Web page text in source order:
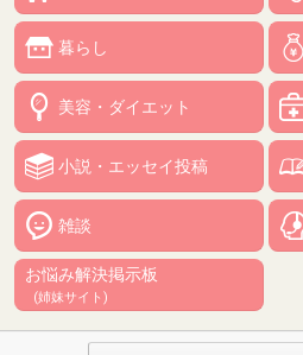
暮らし
美容・ダイエット
小説・エッセイ投稿
雑談
お悩み解決掲示板
(姉妹サイト)